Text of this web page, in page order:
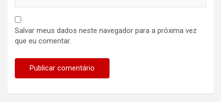
Salvar meus dados neste navegador para a próxima vez
que eu comentar.